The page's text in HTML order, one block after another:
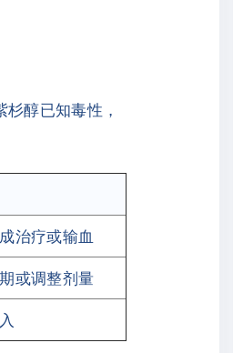
醇已知毒性，
治疗或输血
或调整剂量